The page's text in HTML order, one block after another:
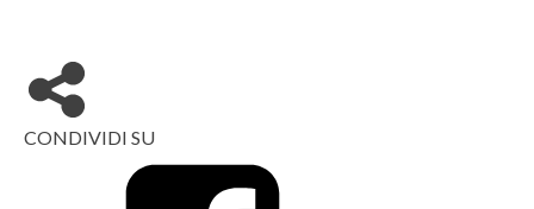
CONDIVIDI SU